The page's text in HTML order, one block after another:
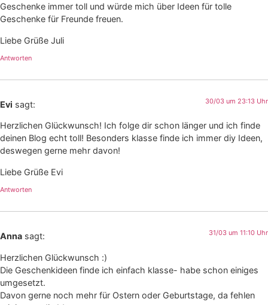
Geschenke immer toll und würde mich über Ideen für tolle
Geschenke für Freunde freuen.
Liebe Grüße Juli
Antworten
Evi sagt: 30/03 um 23:13 Uhr
Herzlichen Glückwunsch! Ich folge dir schon länger und ich finde
deinen Blog echt toll! Besonders klasse finde ich immer diy Ideen,
deswegen gerne mehr davon!
Liebe Grüße Evi
Antworten
Anna sagt: 31/03 um 11:10 Uhr
Herzlichen Glückwunsch :)
Die Geschenkideen finde ich einfach klasse- habe schon einiges
umgesetzt.
Davon gerne noch mehr für Ostern oder Geburtstage, da fehlen